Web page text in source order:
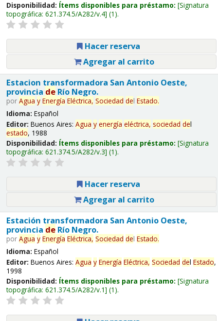
Disponibilidad: Ítems disponibles para préstamo: Signatura
topográfica: 621.374.5/A282/v.4 (1).
Hacer reserva
Agregar al carrito
Estacion transformadora San Antonio Oeste,
provincia deRío Negro.
por Agua y Energía Eléctrica, Sociedad del Estado.
Idioma: Español
Editor: Buenos Aires: Agua y energía eléctrica, sociedad del
estado, 1988
Disponibilidad: Ítems disponibles para préstamo: Signatura
topográfica: 621.374.5/A282/v.3 (1).
Hacer reserva
Agregar al carrito
Estación transformadora San Antonio Oeste,
provincia deRío Negro.
por Agua y Energía Eléctrica, Sociedad del Estado.
Idioma: Español
Editor: Buenos Aires: Agua y Energía Eléctrica, Sociedad del Estado,
1998
Disponibilidad: Ítems disponibles para préstamo: Signatura
topográfica: 621.374.5/A282/v.1 (1).